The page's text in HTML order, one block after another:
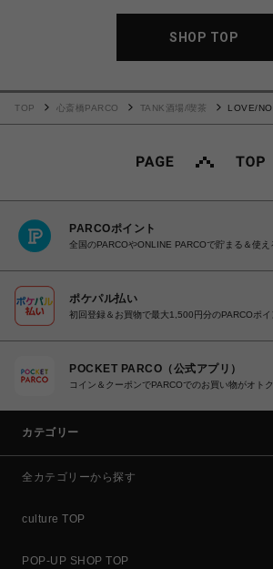
SHOP TOP
TOP 心斎橋PARCO TANK酒場/喫茶
LOVE/
PARCOポイント
全国のPARCOやONLINE PARCOで貯まる＆使え
ポケパル払い
初回登録＆お買物で最大1,500円分のPARCOポイ
POCKET PARCO（公式アプリ）
コイン＆クーポンでPARCOでのお買い物がオト
カテゴリー
全カテゴリーから探す
culture TOP
POP-UP SHOP TOP